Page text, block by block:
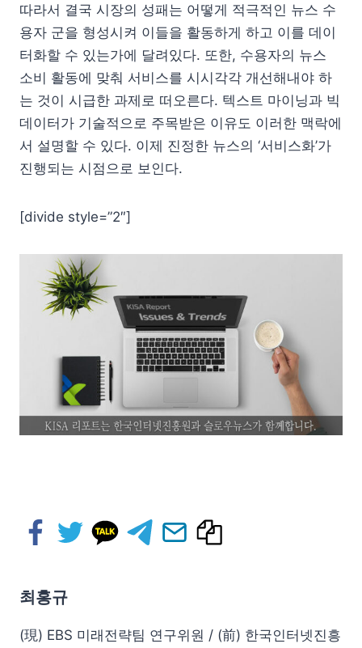
따라서 결국 시장의 성패는 어떻게 적극적인 뉴스 수
용자 군을 형성시켜 이들을 활동하게 하고 이를 데이
터화할 수 있는가에 달려있다. 또한, 수용자의 뉴스
소비 활동에 맞춰 서비스를 시시각각 개선해내야 하
는 것이 시급한 과제로 떠오른다. 텍스트 마이닝과 빅
데이터가 기술적으로 주목받은 이유도 이러한 맥락에
서 설명할 수 있다. 이제 진정한 뉴스의 ‘서비스화’가
진행되는 시점으로 보인다.
[divide style=”2″]
최홍규
(現) EBS 미래전략팀 연구위원 / (前) 한국인터넷진흥